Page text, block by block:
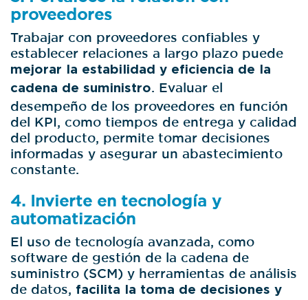
proveedores
Trabajar con proveedores confiables y
establecer relaciones a largo plazo puede
mejorar la estabilidad y eficiencia de la
cadena de suministro . Evaluar el
desempeño de los proveedores en función
del KPI, como tiempos de entrega y calidad
del producto, permite tomar decisiones
informadas y asegurar un abastecimiento
constante.
4. Invierte en tecnología y
automatización
El uso de tecnología avanzada, como
software de gestión de la cadena de
suministro (SCM) y herramientas de análisis
de datos, facilita la toma de decisiones y